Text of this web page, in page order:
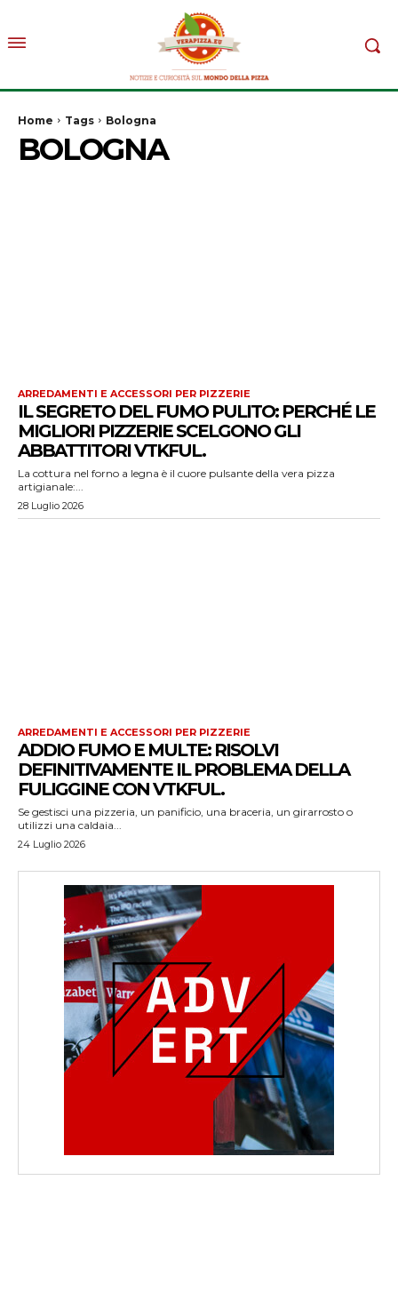
Home Tags Bologna
BOLOGNA
ARREDAMENTI E ACCESSORI PER PIZZERIE
IL SEGRETO DEL FUMO PULITO: PERCHÉ LE
MIGLIORI PIZZERIE SCELGONO GLI
ABBATTITORI VTKFUL.
La cottura nel forno a legna è il cuore pulsante della vera pizza
artigianale:...
28 Luglio 2026
ARREDAMENTI E ACCESSORI PER PIZZERIE
ADDIO FUMO E MULTE: RISOLVI
DEFINITIVAMENTE IL PROBLEMA DELLA
FULIGGINE CON VTKFUL.
Se gestisci una pizzeria, un panificio, una braceria, un girarrosto o
utilizzi una caldaia...
24 Luglio 2026